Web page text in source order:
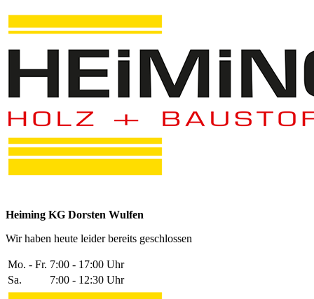
Heiming KG Dorsten Wulfen
Wir haben heute leider bereits geschlossen
Mo. - Fr. 7:00 - 17:00 Uhr
Sa.
7:00 - 12:30 Uhr